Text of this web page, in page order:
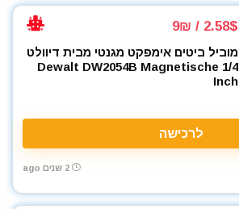
2.58$ / 9₪
מוביל ביטים אימפקט מגנטי מבית דיוולט
Dewalt DW2054B Magnetische 1/4
Inch
לרכישה
2 שנים ago